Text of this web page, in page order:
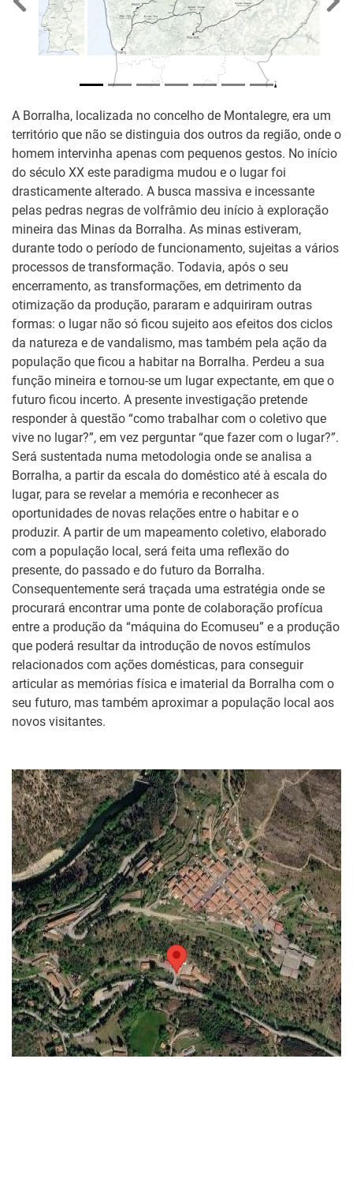
Previous
A Borralha, localizada no concelho de Montalegre, era um
território que não se distinguia dos outros da região, onde o
homem intervinha apenas com pequenos gestos. No início
do século XX este paradigma mudou e o lugar foi
drasticamente alterado. A busca massiva e incessante
pelas pedras negras de volfrâmio deu início à exploração
mineira das Minas da Borralha. As minas estiveram,
durante todo o período de funcionamento, sujeitas a vários
processos de transformação. Todavia, após o seu
encerramento, as transformações, em detrimento da
otimização da produção, pararam e adquiriram outras
formas: o lugar não só ficou sujeito aos efeitos dos ciclos
da natureza e de vandalismo, mas também pela ação da
população que ficou a habitar na Borralha. Perdeu a sua
função mineira e tornou-se um lugar expectante, em que o
futuro ficou incerto. A presente investigação pretende
responder à questão “como trabalhar com o coletivo que
vive no lugar?”, em vez perguntar “que fazer com o lugar?”.
Será sustentada numa metodologia onde se analisa a
Borralha, a partir da escala do doméstico até à escala do
lugar, para se revelar a memória e reconhecer as
oportunidades de novas relações entre o habitar e o
produzir. A partir de um mapeamento coletivo, elaborado
com a população local, será feita uma reflexão do
presente, do passado e do futuro da Borralha.
Consequentemente será traçada uma estratégia onde se
procurará encontrar uma ponte de colaboração profícua
entre a produção da “máquina do Ecomuseu” e a produção
que poderá resultar da introdução de novos estímulos
relacionados com ações domésticas, para conseguir
articular as memórias física e imaterial da Borralha com o
seu futuro, mas também aproximar a população local aos
novos visitantes.